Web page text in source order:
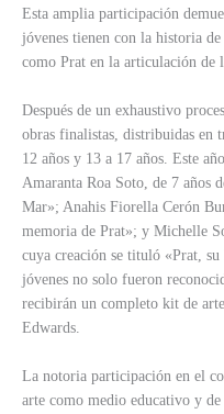
Esta amplia participación
jóvenes tienen con la historia
como Prat en la articulación de
Después de un exhaustivo
obras finalistas, distribuidas en
12 años y 13 a 17 años. Este
Amaranta Roa Soto, de 7 años
Mar»; Anahis Fiorella Cerón
memoria de Prat»; y Michelle
cuya creación se tituló «Prat,
jóvenes no solo fueron
recibirán un completo kit de
Edwards.
La notoria participación en el
arte como medio educativo y